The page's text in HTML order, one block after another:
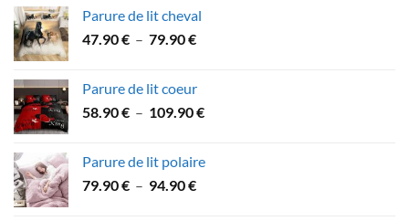
49.90 €
à
Parure de lit cheval
47.90€ – 79.90€Plage
à
Parure de lit coeur
58.90€ – 109.90€Plage
58.90 €
Parure de lit polaire
79.90€ – 94.90€Plage